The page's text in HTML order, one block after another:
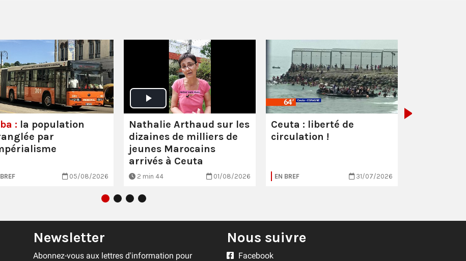
: la population
par
05/08/2026
Nathalie Arthaud sur les
dizaines de milliers de
jeunes Marocains
arrivés à Ceuta
2 min 44 01/08/2026
Ceuta : liberté de
circulation !
EN BREF 31/07/2026
Newsletter
Abonnez-vous aux lettres d'information pour
Nous suivre
Facebook